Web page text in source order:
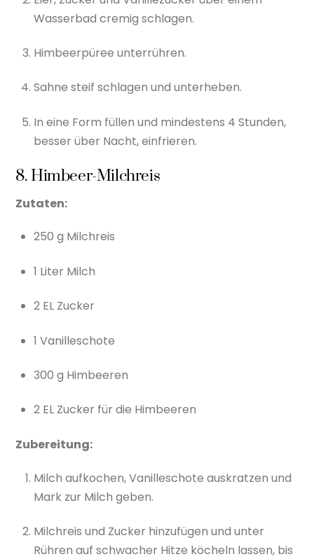
Wasserbad cremig schlagen.
Himbeerpüree unterrühren.
Sahne steif schlagen und unterheben.
In eine Form füllen und mindestens 4 Stunden,
besser über Nacht, einfrieren.
8. Himbeer-Milchreis
Zutaten:
250 g Milchreis
1 Liter Milch
2 EL Zucker
1 Vanilleschote
300 g Himbeeren
2 EL Zucker für die Himbeeren
Zubereitung:
Milch aufkochen, Vanilleschote auskratzen und
Mark zur Milch geben.
Milchreis und Zucker hinzufügen und unter
Rühren auf schwacher Hitze köcheln lassen, bis